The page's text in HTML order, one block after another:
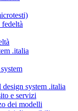
.italia
system .italia
e servizi
dei modelli